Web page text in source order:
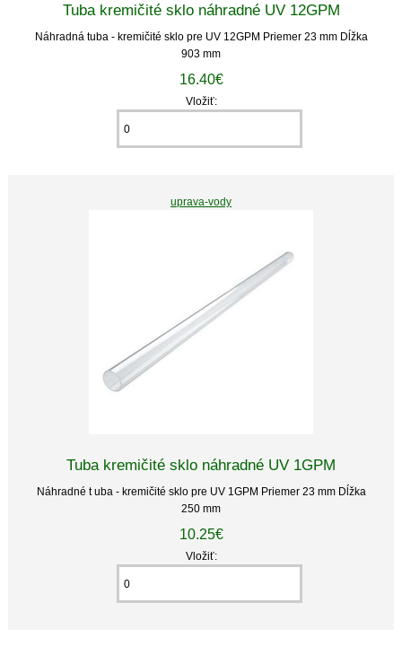
Tuba kremičité sklo náhradné UV 12GPM
Náhradná tuba - kremičité sklo pre UV 12GPM Priemer 23 mm Dĺžka
903 mm
16.40€
Vložiť:
uprava-vody
Tuba kremičité sklo náhradné UV 1GPM
Náhradné t uba - kremičité sklo pre UV 1GPM Priemer 23 mm Dĺžka
250 mm
10.25€
Vložiť: